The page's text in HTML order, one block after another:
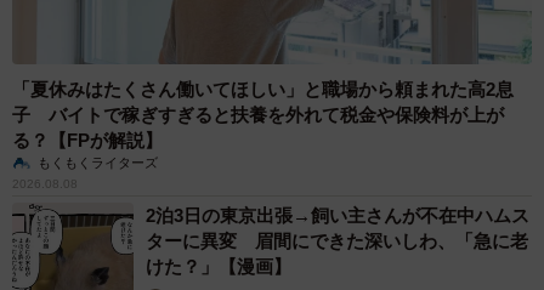
「夏休みはたくさん働いてほしい」と職場から頼まれた高2息
子 バイトで稼ぎすぎると扶養を外れて税金や保険料が上が
る？【FPが解説】
もくもくライターズ
2026.08.08
2泊3日の東京出張→飼い主さんが不在中ハムス
ターに異変 眉間にできた深いしわ、「急に老
けた？」【漫画】